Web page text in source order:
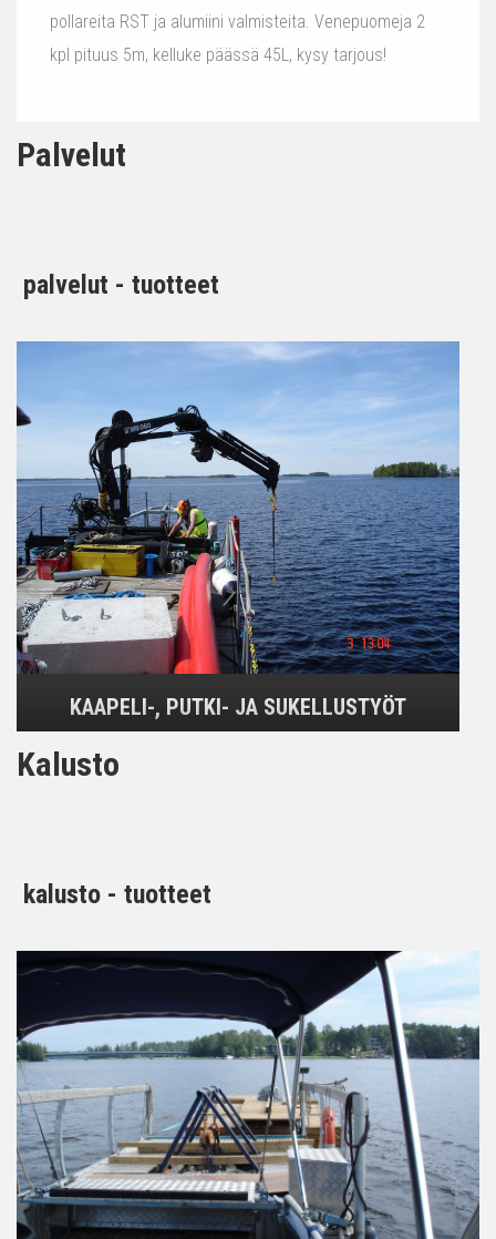
pollareita RST ja alumiini valmisteita. Venepuomeja 2
kpl pituus 5m, kelluke päässä 45L, kysy tarjous!
Palvelut
palvelut - tuotteet
KAAPELI-, PUTKI- JA SUKELLUSTYÖT
Kalusto
kalusto - tuotteet